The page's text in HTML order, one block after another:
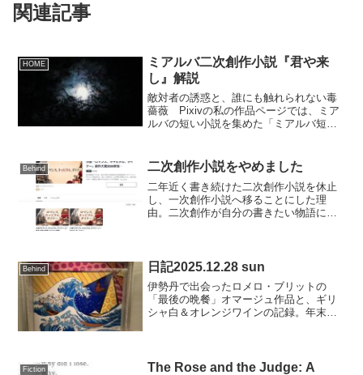
関連記事
HOME
ミアルバ二次創作小説『君や来
し』解説
敵対者の誘惑と、誰にも触れられない毒
薔薇 Pixivの私の作品ページでは、ミア
ルバの短い小説を集めた「ミアルバ短編
紹介します。◆ 概要：ミアルバ短編集の
導入にふさわしい“...
Behind 二次創作小説をやめました
二年近く書き続けた二次創作小説を休止
し、一次創作小説へ移ることにした理
由。二次創作が自分の書きたい物語に近
Behind 日記2025.12.28 sun
伊勢丹で出会ったロメロ・ブリットの
「最後の晩餐」オマージュ作品と、ギリ
シャ白＆オレンジワインの記録。年末の
Fiction
The Rose and the Judge: A